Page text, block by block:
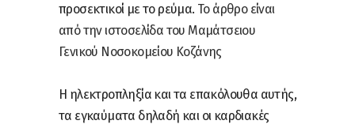
προσεκτικοί με το ρεύμα. Το άρθρο είναι
από την ιστοσελίδα του Μαμάτσειου
Γενικού Νοσοκομείου Κοζάνης
Η ηλεκτροπληξία και τα επακόλουθα αυτής,
τα εγκαύματα δηλαδή και οι καρδιακές